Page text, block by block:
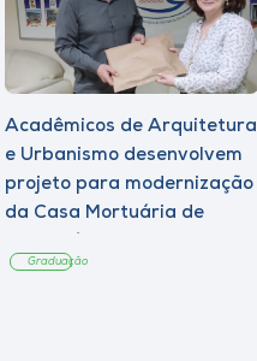
Acadêmicos de Arquitetura
e Urbanismo desenvolvem
projeto para modernização
da Casa Mortuária de
Graduação